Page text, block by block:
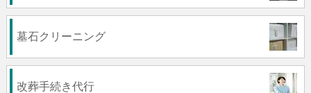
墓石クリーニング
改葬手続き代行